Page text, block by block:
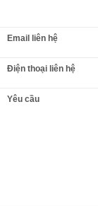
Email liên hệ
Điện thoại liên hệ
Yêu cầu